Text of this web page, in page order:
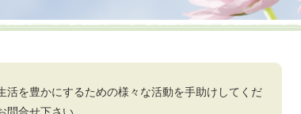
を豊かにするための様々な活動を手助けしてくだ